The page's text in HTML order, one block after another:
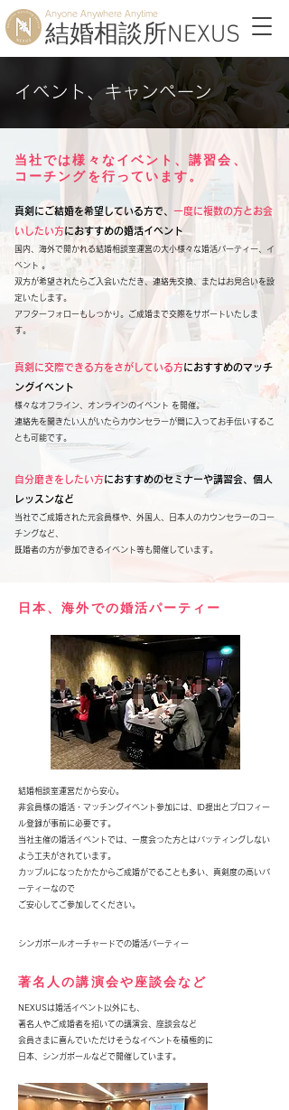
Anyone Anywhere Anytime
結婚相談所NEXUS
イベント、キャンペーン
当社では様々なイベント、講習会、
コーチングを行っています。
真剣にご結婚を希望している方で、 一度に複数の方とお会
いしたい方におすすめの婚活イベント
国内、海外で開かれる結婚相談室運営の大小様々な婚活パーティー、イ
ベント 。
双方が希望されたらご入会いただき、連絡先交換、またはお見合いを設
定いたします。
アフターフォローもしっかり。ご成婚まで交際をサポートいたしま
す。
真剣に交際できる方をさがしている方におすすめのマッチ
ングイベント
様々なオフライン、オンラインのイベント を開催。
連絡先を聞きたい人がいたらカウンセラーが間に入ってお手伝いするこ
とも可能です。
自分磨きをしたい方におすすめのセミナーや講習会、個人
レッスンなど
当社でご成婚された元会員様や、外国人、日本人のカウンセラーのコー
チングなど、
既婚者の方が参加できるイベント等も開催しています。
​日本、海外での婚活パーティー
結婚相談室運営だから安心。
非会員様の婚活・マッチングイベント参加には、ID提出とプロフィー
ル登録が事前に必要です。
当社主催の婚活イベントでは、一度会った方とはバッティングしない
よう工夫がされています。
カップルになったかたからご成婚がでることも多い、真剣度の高いパ
ーティーなので
​ご安心してご参加してください。
​シンガポールオーチャードでの婚活パーティー
著名人の講演会や座談会など
NEXUSは婚活イベント以外にも、
著名人やご成婚者を招いての講演会、座談会など
会員さまに喜んでいただけそうなイベントを積極的に
日本、シンガポールなどで開催しています。